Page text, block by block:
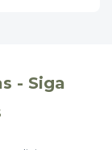
- Siga